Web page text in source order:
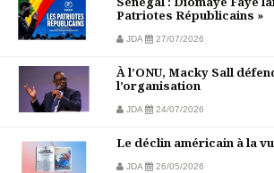
Patriotes Républicains »
JDA 27/07/2026
À l’ONU, Macky Sall
l’organisation
JDA 24/07/2026
Le déclin américain à la
JDA 26/05/2026